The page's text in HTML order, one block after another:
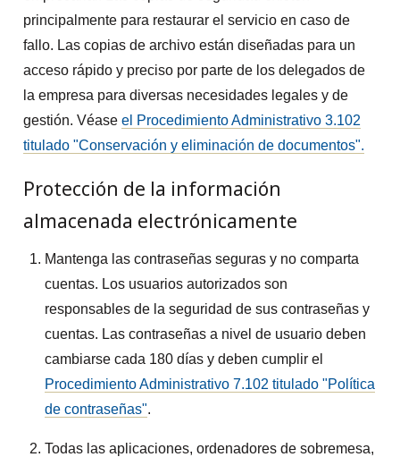
principalmente para restaurar el servicio en caso de
fallo. Las copias de archivo están diseñadas para un
acceso rápido y preciso por parte de los delegados de
la empresa para diversas necesidades legales y de
gestión. Véaseel Procedimiento Administrativo 3.102
titulado "Conservación y eliminación de documentos".
Protección de la información
almacenada electrónicamente
Mantenga las contraseñas seguras y no comparta
cuentas. Los usuarios autorizados son
responsables de la seguridad de sus contraseñas y
cuentas. Las contraseñas a nivel de usuario deben
cambiarse cada 180 días y deben cumplir el
Procedimiento Administrativo 7.102 titulado "Política
de contraseñas".
Todas las aplicaciones, ordenadores de sobremesa,